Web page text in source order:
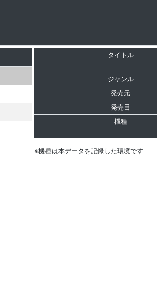
タイトル
ジャンル
発売元
発売日
機種
※機種は本データを記録した環境です